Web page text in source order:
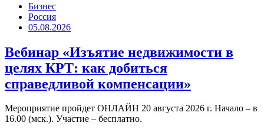
Бизнес
Россия
05.08.2026
Вебинар «Изъятие недвижимости в
целях КРТ: как добиться
справедливой компенсации»
Мероприятие пройдет ОНЛАЙН 20 августа 2026 г. Начало – в
16.00 (мск.). Участие – бесплатно.